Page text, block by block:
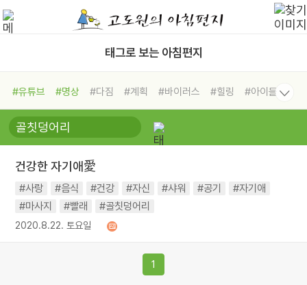
태그로 보는 아침편지
#유튜브 #명상 #다짐 #계획 #바이러스 #힐링
#아이들
#비전캠프
#독서캠프 #삶
#희망
#나눔 #친구 #링컨학교
#독서
#건강 #면역력
건강한 자기애愛
#사랑 #음식 #건강 #자신 #샤워 #공기
#자기애
#마사지
#빨래 #골칫덩어리
2020.8.22. 토요일
1